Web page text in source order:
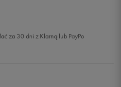
za 30 dni z Klarną lub PayPo